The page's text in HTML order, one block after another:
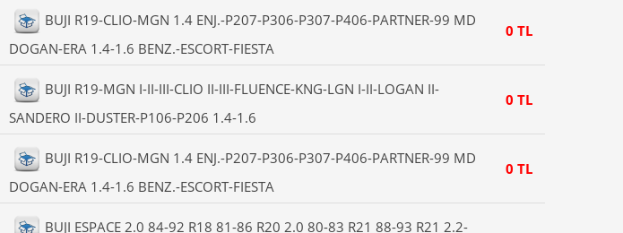
BUJI R19-CLIO-MGN 1.4 ENJ.-P207-P306-P307-P406-PARTNER-99 MD
DOGAN-ERA 1.4-1.6 BENZ.-ESCORT-FIESTA
0 TL
BUJI R19-MGN I-II-III-CLIO II-III-FLUENCE-KNG-LGN I-II-LOGAN II-
SANDERO II-DUSTER-P106-P206 1.4-1.6
0 TL
BUJI R19-CLIO-MGN 1.4 ENJ.-P207-P306-P307-P406-PARTNER-99 MD
DOGAN-ERA 1.4-1.6 BENZ.-ESCORT-FIESTA
0 TL
BUJI ESPACE 2.0 84-92 R18 81-86 R20 2.0 80-83 R21 88-93 R21 2.2-